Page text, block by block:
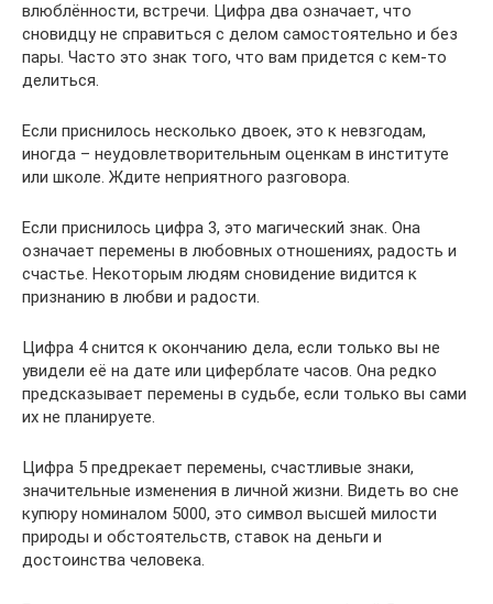
влюблённости, встречи. Цифра два означает, что
сновидцу не справиться с делом самостоятельно и без
пары. Часто это знак того, что вам придется с кем-то
делиться.
Если приснилось несколько двоек, это к невзгодам,
иногда – неудовлетворительным оценкам в институте
или школе. Ждите неприятного разговора.
Если приснилось цифра 3, это магический знак. Она
означает перемены в любовных отношениях, радость и
счастье. Некоторым людям сновидение видится к
признанию в любви и радости.
Цифра 4 снится к окончанию дела, если только вы не
увидели её на дате или циферблате часов. Она редко
предсказывает перемены в судьбе, если только вы сами
их не планируете.
Цифра 5 предрекает перемены, счастливые знаки,
значительные изменения в личной жизни. Видеть во сне
купюру номиналом 5000, это символ высшей милости
природы и обстоятельств, ставок на деньги и
достоинства человека.